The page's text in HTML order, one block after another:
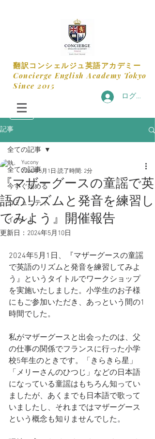
​翻訳コンシェルジュ英語アカデミー
​Concierge English Academy Tokyo
​Since 2015
ログイン
記事
全ての記事
今すぐ始める
コミュニティ
イベント
全ての記事
『マザーグースの童謡で英
語のリズムと発音を練習し
てみよう』開催報告
Yucony
2024年5月1日 読了時間: 2分
更新日： 2024年5月10日
2024年5月1日、『マザーグースの童謡
で英語のリズムと発音を練習してみよ
う』というタイトルでワークショップ
を実施いたしました。小学生のお子様
にもご参加いただき、あっという間の1
時間でした。
私がマザーグースと出会ったのは、父
の仕事の関係でフランスに行った小学
校5年生のときです。「きらきら星」
「メリーさんのひつじ」などの日本語
になっている童謡はもちろん知ってい
ましたが、あくまでも日本語で歌って
いましたし、それまではマザーグース
という概念も知りませんでした。